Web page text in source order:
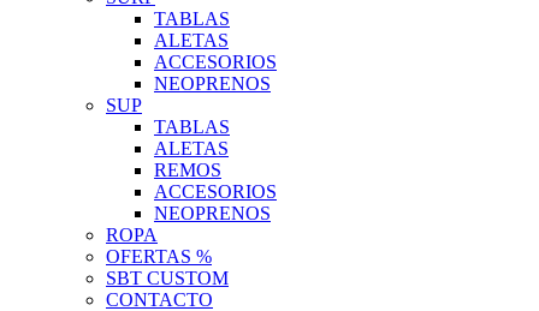
TABLAS
ALETAS
ACCESORIOS
NEOPRENOS
SUP
TABLAS
ALETAS
REMOS
ACCESORIOS
NEOPRENOS
ROPA
OFERTAS %
SBT CUSTOM
CONTACTO